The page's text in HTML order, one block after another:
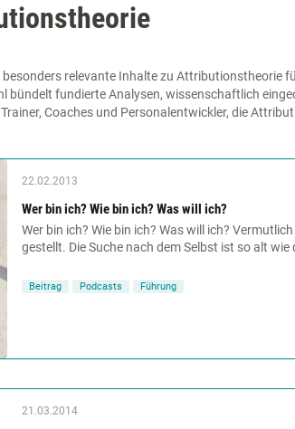
relevante Inhalte zu Attributionstheorie
bündelt fundierte Analysen, wissenschaftlich
Coaches und Personalentwickler, die
22.02.2013
Wer bin ich? Wie bin ich? Was will ich?
Wer bin ich? Wie bin ich? Was will ich?
gestellt. Die Suche nach dem Selbst ist so alt wie
Beitrag Podcasts Führung
21.03.2014